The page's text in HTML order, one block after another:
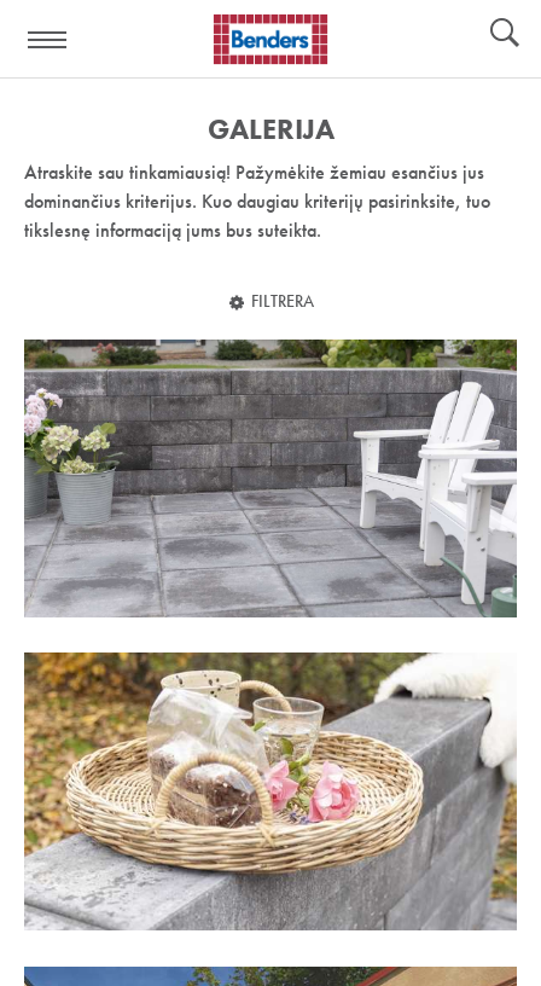
nuoroda:
GALERIJA
Atraskite sau tinkamiausią! Pažymėkite žemiau esančius jus
dominančius kriterijus. Kuo daugiau kriterijų pasirinksite, tuo
tikslesnę informaciją jums bus suteikta.
FILTRERA